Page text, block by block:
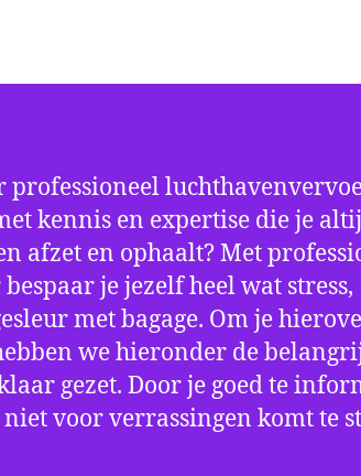
professioneel
kennis en expertise die je
afzet en ophaalt? Met
je jezelf heel wat stress,
met bagage. Om je
we hieronder de
gezet. Door je goed te
voor verrassingen komt te